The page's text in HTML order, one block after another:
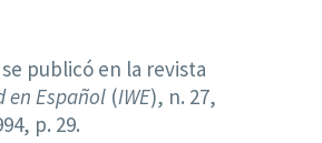
publicó en la revista
en Español (IWE), n. 27,
p. 29.